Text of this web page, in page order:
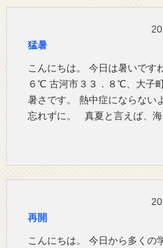
猛暑
こんにちは。 今日は暑いです
６℃ 古河市３３．８℃、大子
暑さです。 熱中症にならない
忘れずに。 真夏と言えば、海
再開
こんにちは。 今日から多くの